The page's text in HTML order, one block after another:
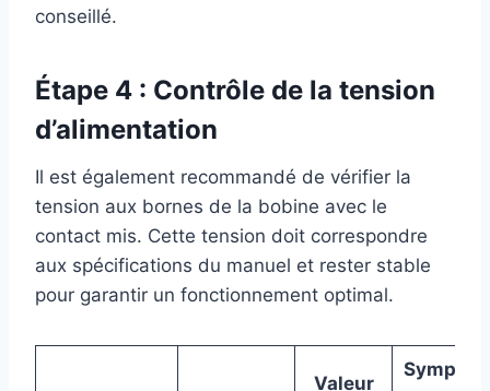
conseillé.
Étape 4 : Contrôle de la tension
d’alimentation
Il est également recommandé de vérifier la
tension aux bornes de la bobine avec le
contact mis. Cette tension doit correspondre
aux spécifications du manuel et rester stable
pour garantir un fonctionnement optimal.
Valeur